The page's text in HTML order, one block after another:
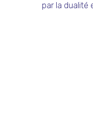
par la dualité